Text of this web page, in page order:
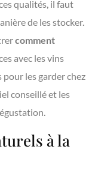
qualités, il faut
de les stocker.
comment
avec les vins
pour les garder chez
conseillé et les
à la